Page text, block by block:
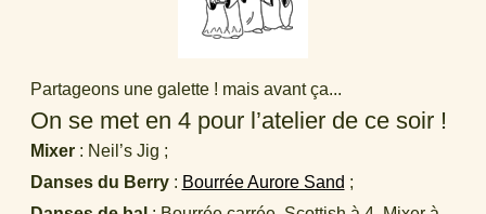
Partageons une galette ! mais avant ça...
On se met en 4 pour l’atelier de ce soir !
Mixer: Neil’s Jig ;
Danses du Berry: Bourrée Aurore Sand ;